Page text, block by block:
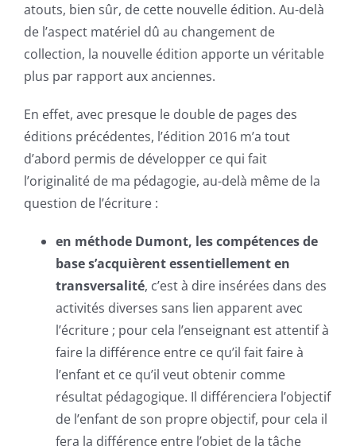
atouts, bien sûr, de cette nouvelle édition. Au-delà
de l’aspect matériel dû au changement de
collection, la nouvelle édition apporte un véritable
plus par rapport aux anciennes.
En effet, avec presque le double de pages des
éditions précédentes, l’édition 2016 m’a tout
d’abord permis de développer ce qui fait
l’originalité de ma pédagogie, au-delà même de la
question de l’écriture :
en méthode Dumont, les compétences de
base s’acquièrent essentiellement en
transversalité, c’est à dire insérées dans des
activités diverses sans lien apparent avec
l’écriture ; pour cela l’enseignant est attentif à
faire la différence entre ce qu’il fait faire à
l’enfant et ce qu’il veut obtenir comme
résultat pédagogique. Il différenciera l’objectif
de l’enfant de son propre objectif, pour cela il
fera la différence entre l’objet de la tâche